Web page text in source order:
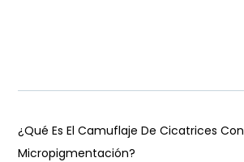
¿Qué Es El Camuflaje De Cicatrices Con
Micropigmentación?